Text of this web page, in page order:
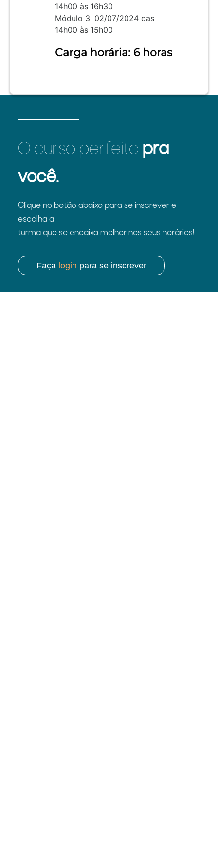
14h00 às 16h30
Módulo 3: 02/07/2024 das
14h00 às 15h00
Carga horária: 6 horas
O curso perfeito pra
você.
Clique no botão abaixo para se inscrever e
escolha a
turma que se encaixa melhor nos seus horários!
Faça login para se inscrever